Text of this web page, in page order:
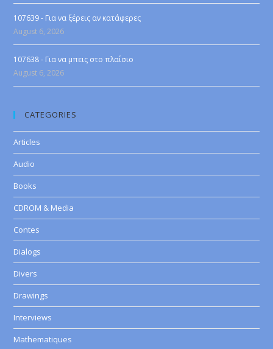
107639 - Για να ξέρεις αν κατάφερες
August 6, 2026
107638 - Για να μπεις στο πλαίσιο
August 6, 2026
CATEGORIES
Articles
Audio
Books
CDROM & Media
Contes
Dialogs
Divers
Drawings
Interviews
Mathematiques